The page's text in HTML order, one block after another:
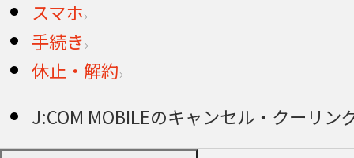
スマホ
手続き
休止・解約
J:COM MOBILEのキャンセル・クーリ